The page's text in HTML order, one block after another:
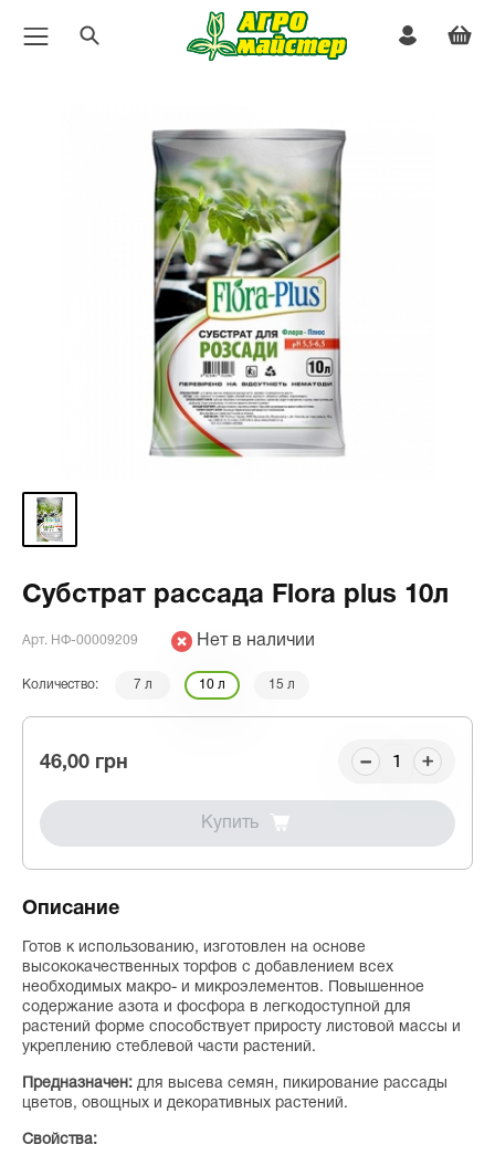
Субстрат рассада Flora plus 10л
Арт. НФ-00009209 Нет в наличии
Количество: 7 л 10 л 15 л
46,00 грн
Купить
Описание
Готов к использованию, изготовлен на основе
высококачественных торфов с добавлением всех
необходимых макро- и микроэлементов. Повышенное
содержание азота и фосфора в легкодоступной для
растений форме способствует приросту листовой массы и
укреплению стеблевой части растений.
Предназначен: для высева семян, пикирование рассады
цветов, овощных и декоративных растений.
Свойства: